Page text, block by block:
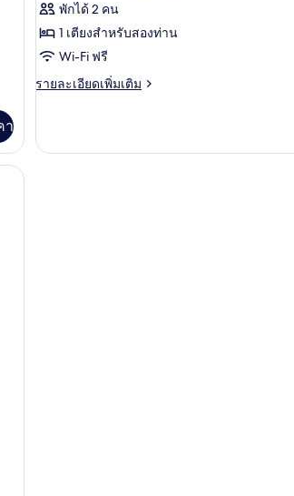
า
พักได้ 2 คน
1 เตียงสำหรับสองท่าน
Wi-Fi ฟรี
รายละเอียดเพิ่มเติม
ราย
เกี่ยว